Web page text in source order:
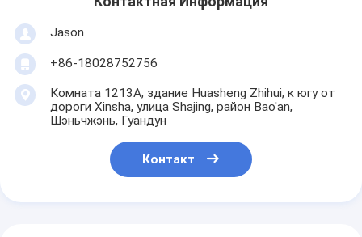
Jason
+86-18028752756
Комната 1213A, здание Huasheng Zhihui, к югу от
дороги Xinsha, улица Shajing, район Bao'an,
Шэньчжэнь, Гуандун
Контакт